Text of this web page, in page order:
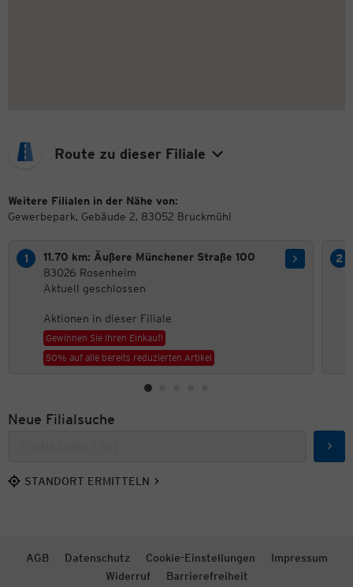
Route zu dieser Filiale
Weitere Filialen in der Nähe von:
Gewerbepark, Gebäude 2, 83052 Bruckmühl
11.70 km: Äußere Münchener Straße 100
83026 Rosenheim
Aktuell geschlossen
Aktionen in dieser Filiale
Gewinnen Sie Ihren Einkauf!
50% auf alle bereits reduzierten Artikel
Neue Filialsuche
STANDORT ERMITTELN
AGB Datenschutz Cookie-Einstellungen
Impressum
Widerruf
Barrierefreiheit